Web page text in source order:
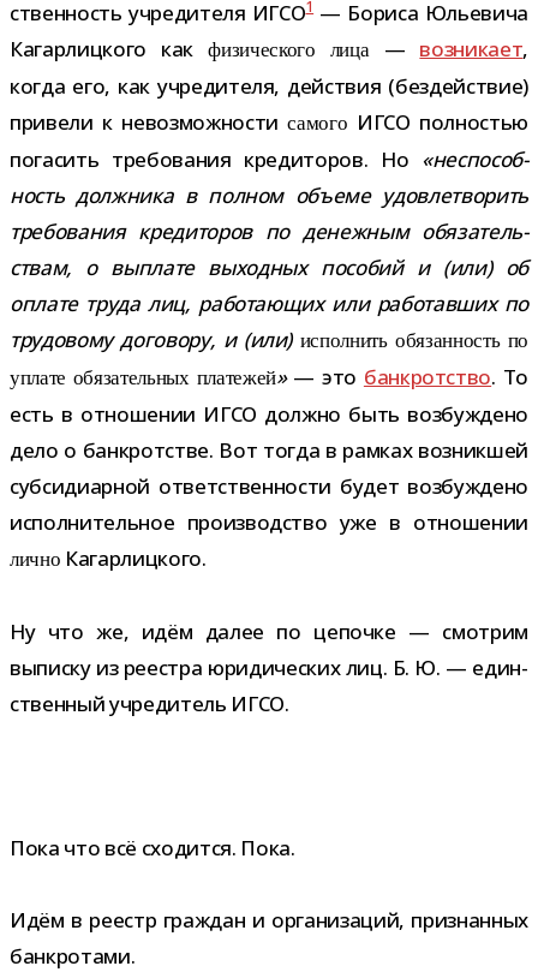
ствен­ность учре­ди­теля ИГСО1— Бориса Юльевича
Кагарлицкого какфизи­че­ского лица— воз­ни­кает,
когда его, как учре­ди­теля, дей­ствия (без­дей­ствие)
при­вели к невоз­мож­но­стисамого ИГСО пол­но­стью
пога­сить тре­бо­ва­ния кре­ди­то­ров. Но «неспо­соб­
ность долж­ника в пол­ном объ­еме удо­вле­тво­рить
тре­бо­ва­ния кре­ди­то­ров по денеж­ным обя­за­тель­
ствам, о выплате выход­ных посо­бий и (или) об
оплате труда лиц, рабо­та­ю­щих или рабо­тав­ших по
тру­до­вому дого­вору, и (или) испол­нить обя­зан­ность по
уплате обя­за­тель­ных пла­те­жей»— это банк­рот­ство. То
есть в отно­ше­нии ИГСО должно быть воз­буж­дено
дело о банк­рот­стве. Вот тогда в рам­ках воз­ник­шей
суб­си­диар­ной ответ­ствен­но­сти будет воз­буж­дено
испол­ни­тель­ное про­из­вод­ство уже в отно­ше­нии
лично Кагарлицкого.
Ну что же, идём далее по цепочке — смот­рим
выписку из реестра юри­ди­че­ских лиц. Б. Ю. — един­
ствен­ный учре­ди­тель ИГСО.
Пока что всё схо­дится. Пока.
Идём в реестр граж­дан и орга­ни­за­ций, при­знан­ных
банкротами.